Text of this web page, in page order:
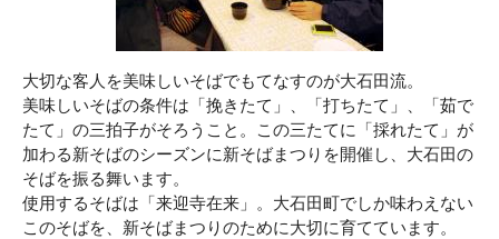
大切な客人を美味しいそばでもてなすのが大石田流。
美味しいそばの条件は「挽きたて」、「打ちたて」、「茹で
たて」の三拍子がそろうこと。この三たてに「採れたて」が
加わる新そばのシーズンに新そばまつりを開催し、大石田の
そばを振る舞います。
使用するそばは「来迎寺在来」。大石田町でしか味わえない
このそばを、新そばまつりのために大切に育てています。